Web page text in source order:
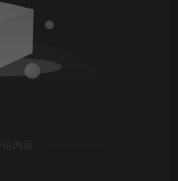
内容